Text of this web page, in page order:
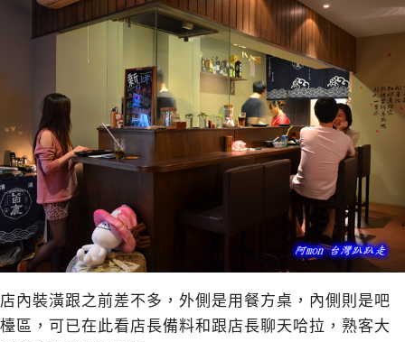
店內裝潢跟之前差不多，外側是用餐方桌，內側則是吧
檯區，可已在此看店長備料和跟店長聊天哈拉，熟客大